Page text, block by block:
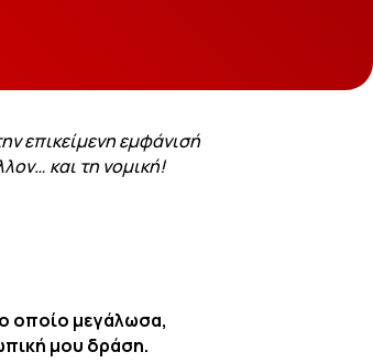
επικείμενη εμφάνισή
και τη νομική!
οποίο μεγάλωσα,
μου δράση.